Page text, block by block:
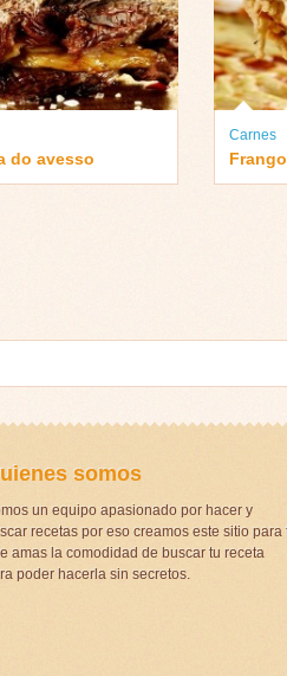
do avesso
Carnes
somos
un equipo apasionado por hacer y
recetas por eso creamos este sitio para
amas la comodidad de buscar tu receta
poder hacerla sin secretos.